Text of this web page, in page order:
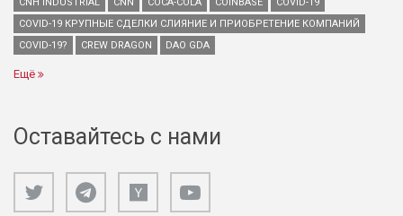
COVID-19 КРУПНЫЕ СДЕЛКИ СЛИЯНИЕ И ПРИОБРЕТЕНИЕ КОМПАНИЙ
COVID-19?
CREW DRAGON DAO GDA
Ещё
Оставайтесь с нами